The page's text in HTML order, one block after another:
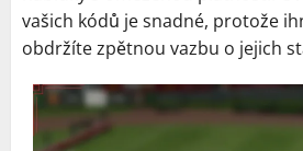
vašich kódů je snadné, protože
obdržíte zpětnou vazbu o jejich